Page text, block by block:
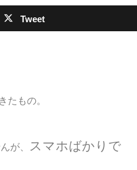
Tweet
たもの。
が、
スマホばかりで